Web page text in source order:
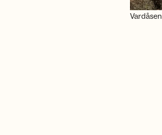
Vardåsen